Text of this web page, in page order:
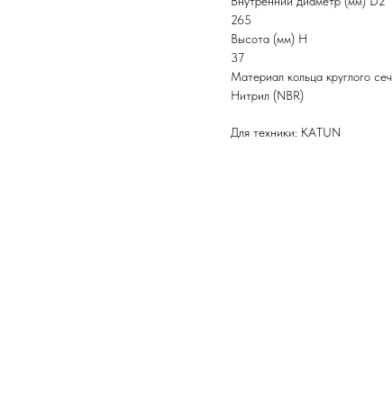
265
Высота (мм) H
37
Материал кольца круглого
Нитрил (NBR)
Для техники: KATUN